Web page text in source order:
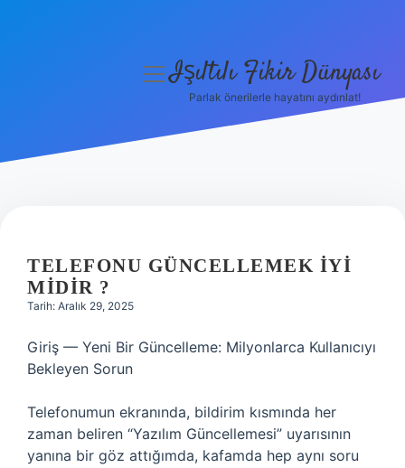
menüyüIşıltılı Fikir Dünyası
Parlak önerilerle hayatını aydınlat!
TELEFONU GÜNCELLEMEK IYI
MIDIR ?
Tarih: Aralık 29, 2025
Giriş — Yeni Bir Güncelleme: Milyonlarca Kullanıcıyı
Bekleyen Sorun
Telefonumun ekranında, bildirim kısmında her
zaman beliren “Yazılım Güncellemesi” uyarısının
yanına bir göz attığımda, kafamda hep aynı soru